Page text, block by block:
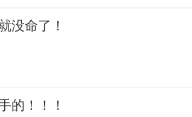
没命了！
的！！！